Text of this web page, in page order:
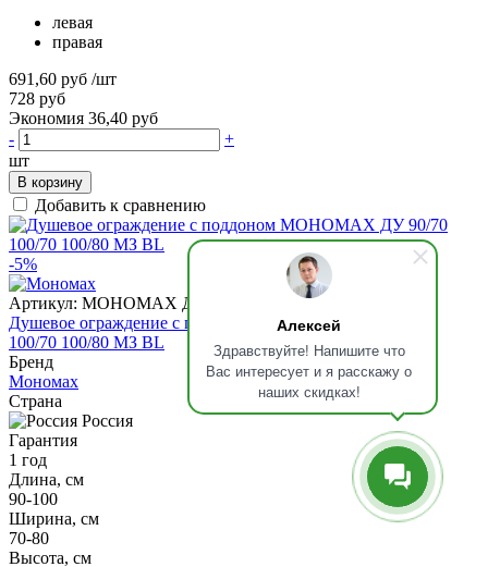
Алексей
Здравствуйте! Напишите что
Вас интересует и я расскажу о
наших скидках!
левая
правая
691,60 руб /шт
728 руб
Экономия 36,40 руб
-
+
шт
В корзину
Добавить к сравнению
-5%
Артикул: МОНОМАХ ДУ 90/70/180 МЗ BL R
Душевое ограждение с поддоном МОНОМАХ ДУ 90/70
100/70 100/80 МЗ BL
Бренд
Мономах
Страна
Россия
Гарантия
1 год
Длина, см
90-100
Ширина, см
70-80
Высота, см